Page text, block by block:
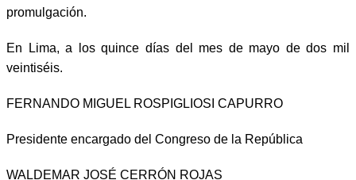
promulgación.
En Lima, a los quince días del mes de mayo de dos mil
veintiséis.
FERNANDO MIGUEL ROSPIGLIOSI CAPURRO
Presidente encargado del Congreso de la República
WALDEMAR JOSÉ CERRÓN ROJAS